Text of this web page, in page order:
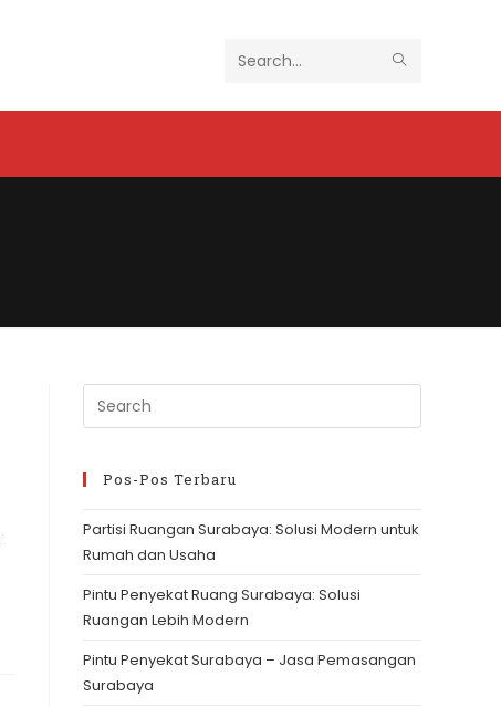
Search
this
SUBMIT
Escape
Pos-Pos Terbaru
Partisi Ruangan Surabaya: Solusi Modern untuk
Rumah dan Usaha
Pintu Penyekat Ruang Surabaya: Solusi
Ruangan Lebih Modern
Pintu Penyekat Surabaya – Jasa Pemasangan
Surabaya